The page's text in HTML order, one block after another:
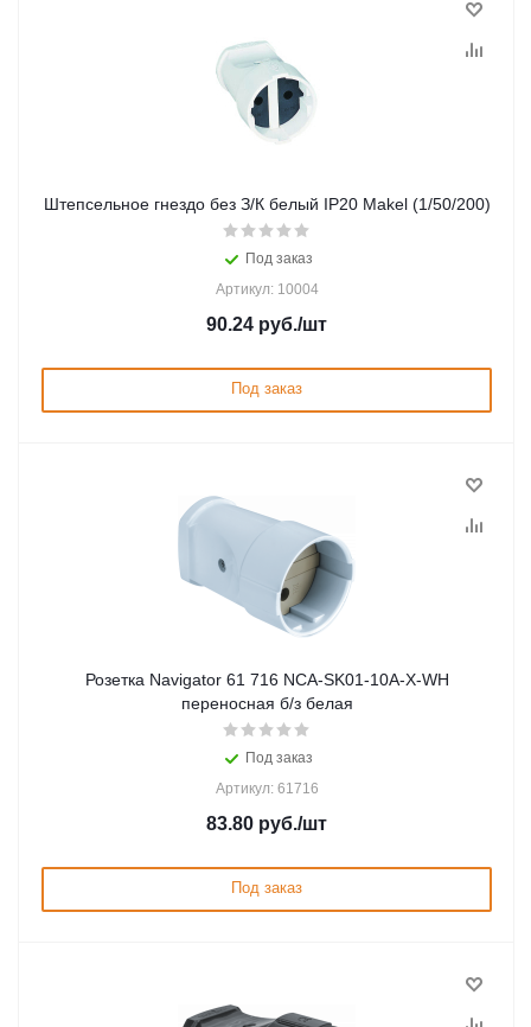
Штепсельное гнездо без З/К белый IP20 Makel (1/50/200)
Под заказ
Артикул: 10004
90.24 руб./шт
Под заказ
Розетка Navigator 61 716 NCA-SK01-10A-X-WH
переносная б/з белая
Под заказ
Артикул: 61716
83.80 руб./шт
Под заказ